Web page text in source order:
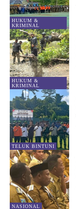
HUKUM &
KRIMINAL
HUKUM &
KRIMINAL
TELUK BINTUNI
NASIONAL